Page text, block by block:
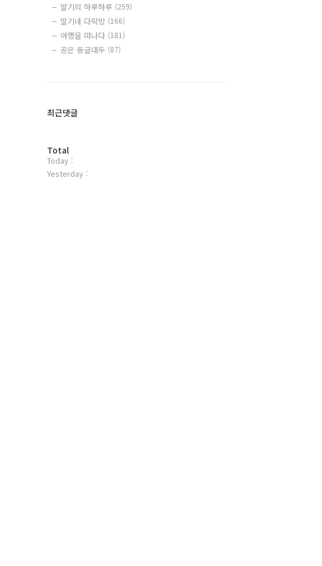
딸기의 하루하루 (259)
딸기네 다락방 (166)
여행을 떠나다 (181)
공은 둥글대두 (87)
최근댓글
방
문
자
Total
Today :
Yesterday :